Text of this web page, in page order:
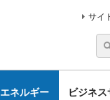
サイ
ネルギー ビジネス